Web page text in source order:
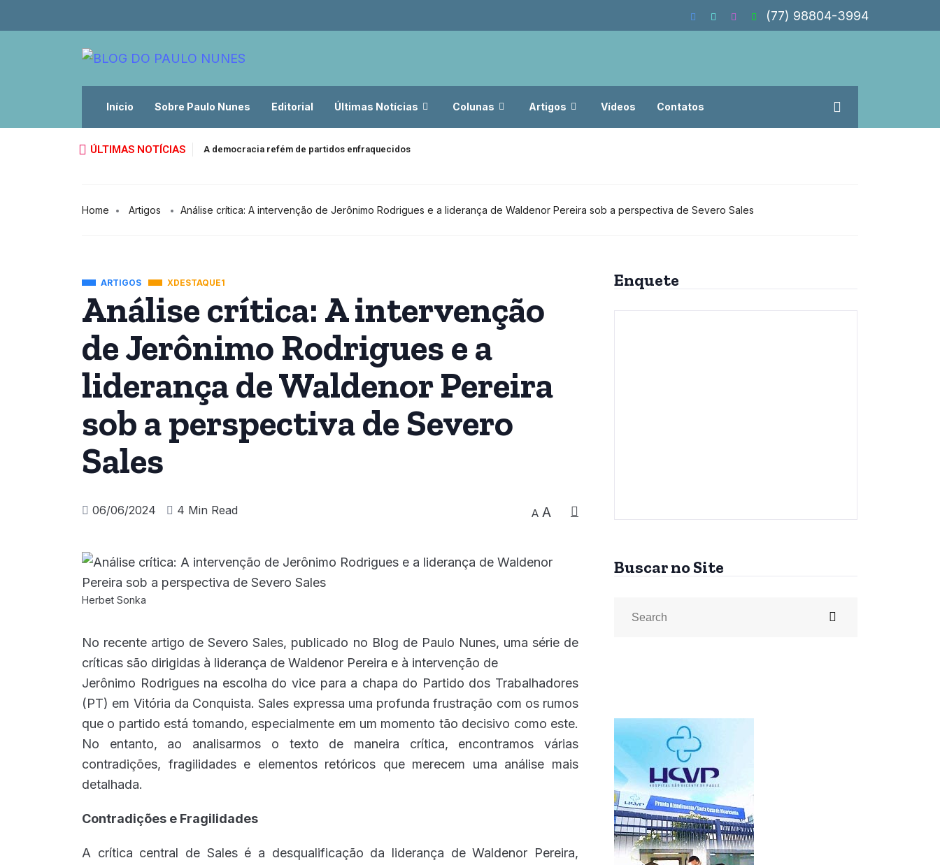
(77) 98804-3994
Início Sobre Paulo Nunes Editorial Últimas Notícias Colunas Artigos Vídeos Contatos
ÚLTIMAS NOTÍCIAS A democracia refém de partidos enfraquecidos
Home Artigos Análise crítica: A intervenção de Jerônimo Rodrigues e a liderança de Waldenor Pereira sob a perspectiva de Severo Sales
ARTIGOS XDESTAQUE1
Análise crítica: A intervenção
de Jerônimo Rodrigues e a
liderança de Waldenor Pereira
sob a perspectiva de Severo
Sales
06/06/2024 4 Min Read A A
Herbet Sonka
No recente artigo de Severo Sales, publicado no Blog de Paulo Nunes, uma série de
críticas são dirigidas à liderança de Waldenor Pereira e à intervenção de
Jerônimo Rodrigues na escolha do vice para a chapa do Partido dos Trabalhadores
(PT) em Vitória da Conquista. Sales expressa uma profunda frustração com os rumos
que o partido está tomando, especialmente em um momento tão decisivo como este.
No entanto, ao analisarmos o texto de maneira crítica, encontramos várias
contradições, fragilidades e elementos retóricos que merecem uma análise mais
detalhada.
Contradições e Fragilidades
A crítica central de Sales é a desqualificação da liderança de Waldenor Pereira,
Enquete
Buscar no Site